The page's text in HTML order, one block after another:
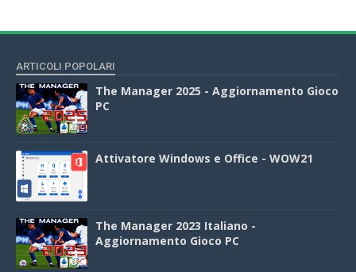
ARTICOLI POPOLARI
The Manager 2025 - Aggiornamento Gioco
PC
Attivatore Windows e Office - WOW21
The Manager 2023 Italiano -
Aggiornamento Gioco PC